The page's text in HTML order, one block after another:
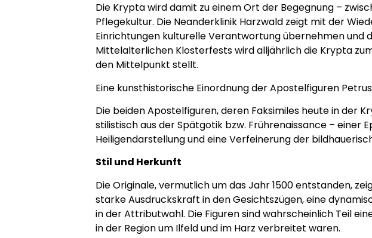
Die Krypta wird damit zu einem Ort der Begegnung –
Pflegekultur. Die Neanderklinik Harzwald zeigt mit der
Einrichtungen kulturelle Verantwortung übernehmen und
Mittelalterlichen Klosterfests wird alljährlich die Krypta
den Mittelpunkt stellt.
Eine kunsthistorische Einordnung der Apostelfiguren
Die beiden Apostelfiguren, deren Faksimiles heute in der
stilistisch aus der Spätgotik bzw. Frührenaissance – einer
Heiligendarstellung und eine Verfeinerung der
Stil und Herkunft
Die Originale, vermutlich um das Jahr 1500 entstanden,
starke Ausdruckskraft in den Gesichtszügen, eine
in der Attributwahl. Die Figuren sind wahrscheinlich Teil
in der Region um Ilfeld und im Harz verbreitet waren.